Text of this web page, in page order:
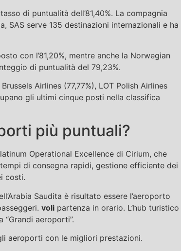
di puntualità dell’81,40%. La compagnia
SAS serve 135 destinazioni internazionali e ha
con l’81,20%, mentre anche la Norwegian
di puntualità del 79,23%.
Airlines (77,77%), LOT Polish Airlines
gli ultimi cinque posti nella classifica
più puntuali?
Operational Excellence di Cirium, che
di consegna rapidi, gestione efficiente dei
costi.
Saudita è risultato essere l’aeroporto
voli partenza in orario. L’hub turistico
aeroporti”.
aeroporti con le migliori prestazioni.